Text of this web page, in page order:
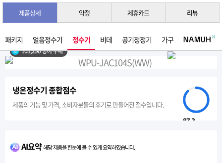
패키지 얼음정수기 정수기 비데 공기청정기 가구
제품상세 약정 제휴카드 리뷰
3초 간편 견적 받기 →
2026년 07월 생산
103,290 명이 구매
냉온정수기 종합점수
제품의 기능 및 가격, 소비자분들의 후기로 만들어진 점수입니다.
87.3
AI요약해당 제품을 한눈에 볼 수 있게 요약하였습니다.